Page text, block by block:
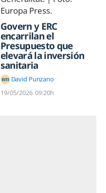
Govern y ERC
encarrilan el
Presupuesto que
elevará la inversión
sanitaria
David Punzano
19/05/2026 09:20h